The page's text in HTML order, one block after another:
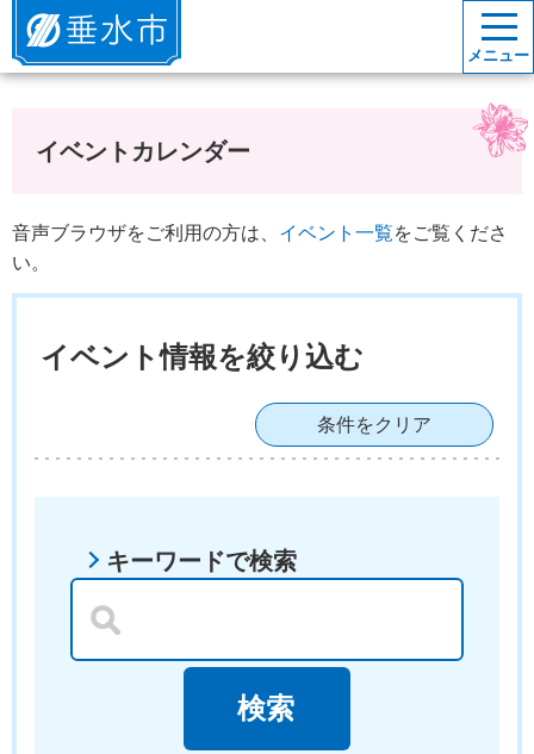
垂水市
メニュー
イベントカレンダー
音声ブラウザをご利用の方は、 イベント一覧をご覧くださ
い。
イベント情報を絞り込む
条件をクリア
キーワードで検索